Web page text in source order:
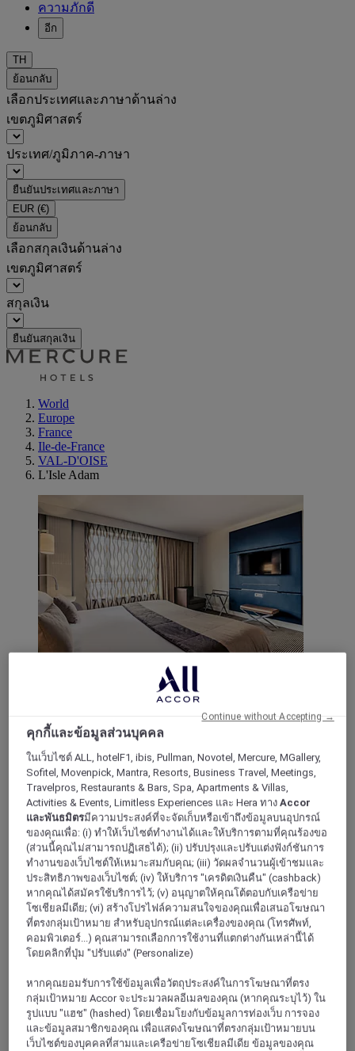
ความภักดี
อีก
TH
ย้อนกลับ
เลือกประเทศและภาษาด้านล่าง
เขตภูมิศาสตร์
ประเทศ/ภูมิภาค-ภาษา
ยืนยันประเทศและภาษา
EUR (€)
ย้อนกลับ
เลือกสกุลเงินด้านล่าง
เขตภูมิศาสตร์
สกุลเงิน
ยืนยันสกุลเงิน
World
Europe
France
Ile-de-France
VAL-D'OISE
L'Isle Adam
Mercure Cergy Pontoise Centre Hotel
The Mercure Cergy Pontoise Centre hotel is 500m from the
RER station A Cergy Préfecture and 35km from Paris, 40
mins from CDG and Orly airports and Villepinte and Le
Bourget Exhibition Parks. This contemporary hotel offers
elegantly furnished bedrooms with A/C. Warm welcome,
quality amenities and modern equipment: All you need to
work or relax in a soothing setting. Ideal for seminars or
family stays.
4,0/5Rated 4,0 of 5
คุกกี้และข้อมูลส่วนบุคคล
ในเว็บไซต์ ALL, hotelF1, ibis, Pullman, Novotel, Mercure, MGallery,
Sofitel, Movenpick, Mantra, Resorts, Business Travel, Meetings,
Travelpros, Restaurants & Bars, Spa, Apartments & Villas,
Activities & Events, Limitless Experiences และ Hera ทางAccor
และพันธมิตรมีความประสงค์ที่จะจัดเก็บหรือเข้าถึงข้อมูลบนอุปกรณ์
ของคุณเพื่อ: (i) ทำให้เว็บไซต์ทำงานได้และให้บริการตามที่คุณร้องขอ
(ส่วนนี้คุณไม่สามารถปฏิเสธได้); (ii) ปรับปรุงและปรับแต่งฟังก์ชันการ
ทำงานของเว็บไซต์ให้เหมาะสมกับคุณ; (iii) วัดผลจำนวนผู้เข้าชมและ
ประสิทธิภาพของเว็บไซต์; (iv) ให้บริการ "เครดิตเงินคืน" (cashback)
หากคุณได้สมัครใช้บริการไว้; (v) อนุญาตให้คุณโต้ตอบกับเครือข่าย
โซเชียลมีเดีย; (vi) สร้างโปรไฟล์ความสนใจของคุณเพื่อเสนอโฆษณา
ที่ตรงกลุ่มเป้าหมาย สำหรับอุปกรณ์แต่ละเครื่องของคุณ (โทรศัพท์,
คอมพิวเตอร์...) คุณสามารถเลือกการใช้งานที่แตกต่างกันเหล่านี้ได้
โดยคลิกที่ปุ่ม "ปรับแต่ง" (Personalize)
หากคุณยอมรับการใช้ข้อมูลเพื่อวัตถุประสงค์ในการโฆษณาที่ตรง
กลุ่มเป้าหมาย Accor จะประมวลผลอีเมลของคุณ (หากคุณระบุไว้) ใน
รูปแบบ "แฮช" (hashed) โดยเชื่อมโยงกับข้อมูลการท่องเว็บ การจอง
และข้อมูลสมาชิกของคุณ เพื่อแสดงโฆษณาที่ตรงกลุ่มเป้าหมายบน
เว็บไซต์ของบุคคลที่สามและเครือข่ายโซเชียลมีเดีย ข้อมูลของคุณ
Continue without Accepting →